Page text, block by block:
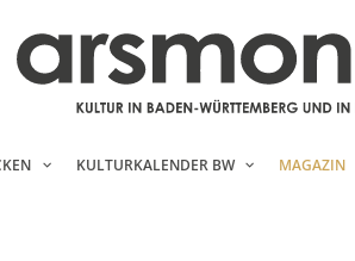
KULTURKALENDER BW MAGAZIN